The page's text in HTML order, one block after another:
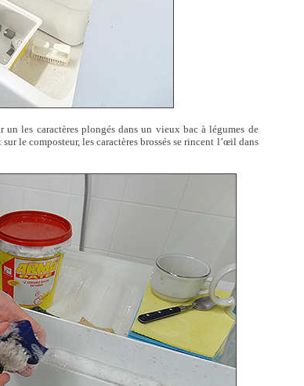
les caractères plongés dans un vieux bac à légumes de
le composteur, les caractères brossés se rincent l’œil dans